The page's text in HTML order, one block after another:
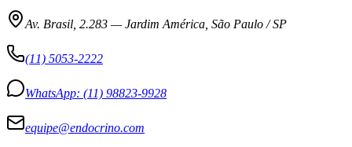
Av. Brasil, 2.283 —Jardim América, São Paulo / SP
(11) 5053-2222
WhatsApp: (11) 98823-9928
equipe@endocrino.com